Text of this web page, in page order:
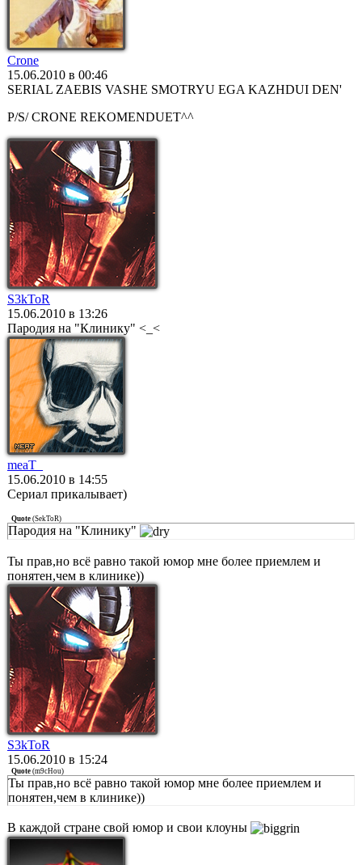
Crone
15.06.2010 в 00:46
SERIAL ZAEBIS VASHE SMOTRYU EGA KAZHDUI DEN'
P/S/ CRONE REKOMENDUET^^
S3kToR
15.06.2010 в 13:26
Пародия на "Клинику" <_<
meaT_
15.06.2010 в 14:55
Сериал прикалывает)
Quote (SekToR)
Пародия на "Клинику"
Ты прав,но всё равно такой юмор мне более приемлем и
понятен,чем в клинике))
S3kToR
15.06.2010 в 15:24
Quote (m9cHou)
Ты прав,но всё равно такой юмор мне более приемлем и
понятен,чем в клинике))
В каждой стране свой юмор и свои клоуны